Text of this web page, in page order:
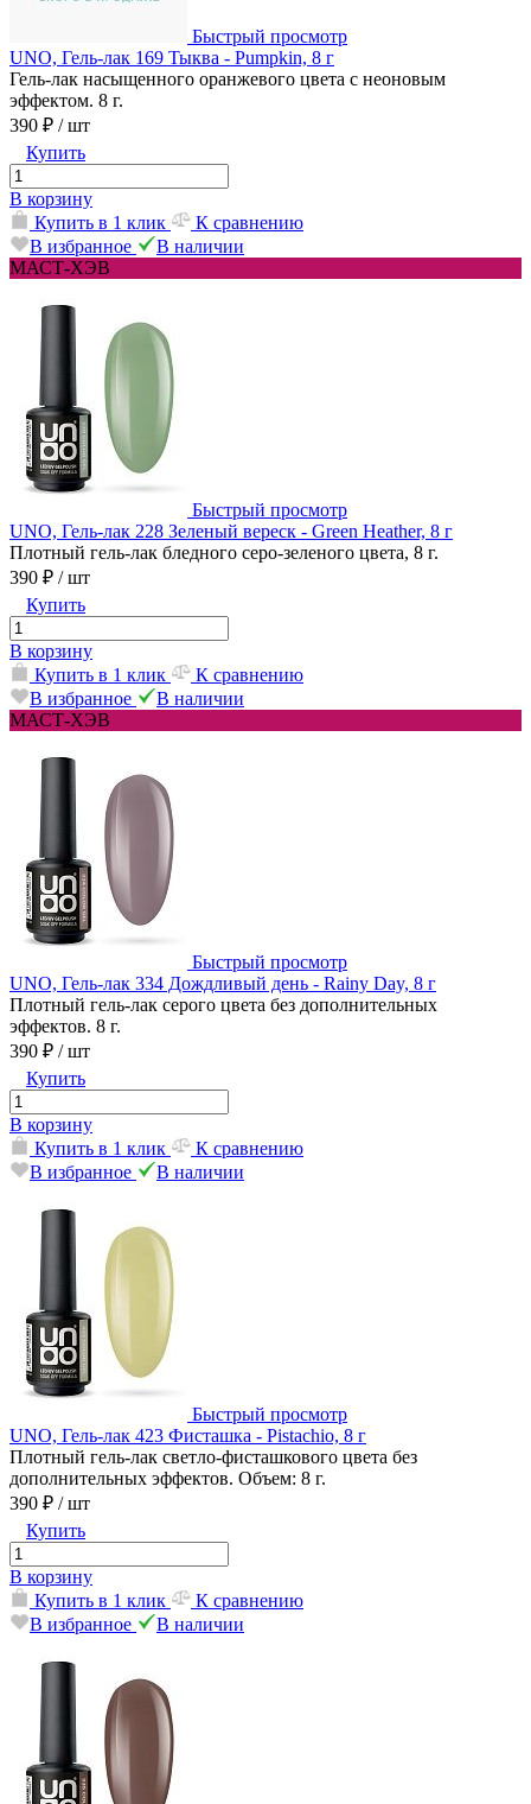
Быстрый просмотр
UNO, Гель-лак 169 Тыква - Pumpkin, 8 г
Гель-лак насыщенного оранжевого цвета с неоновым
эффектом. 8 г.
390 ₽ / шт
Купить
В корзину
Купить в 1 клик
К сравнению
В избранное
В наличии
МАСТ-ХЭВ
Быстрый просмотр
UNO, Гель-лак 228 Зеленый вереск - Green Heather, 8 г
Плотный гель-лак бледного серо-зеленого цвета, 8 г.
390 ₽ / шт
Купить
В корзину
Купить в 1 клик
К сравнению
В избранное
В наличии
МАСТ-ХЭВ
Быстрый просмотр
UNO, Гель-лак 334 Дождливый день - Rainy Day, 8 г
Плотный гель-лак серого цвета без дополнительных
эффектов. 8 г.
390 ₽ / шт
Купить
В корзину
Купить в 1 клик
К сравнению
В избранное
В наличии
Быстрый просмотр
UNO, Гель-лак 423 Фисташка - Pistachio, 8 г
Плотный гель-лак светло-фисташкового цвета без
дополнительных эффектов. Объем: 8 г.
390 ₽ / шт
Купить
В корзину
Купить в 1 клик
К сравнению
В избранное
В наличии